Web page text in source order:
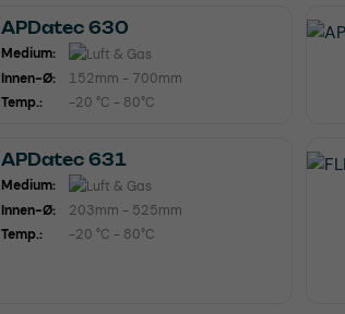
APDatec 630
Medium:
Innen-Ø:
152mm - 700mm
Temp.:
-20 °C - 80°C
APDatec 631
Medium:
Innen-Ø:
203mm - 525mm
Temp.:
-20 °C - 80°C